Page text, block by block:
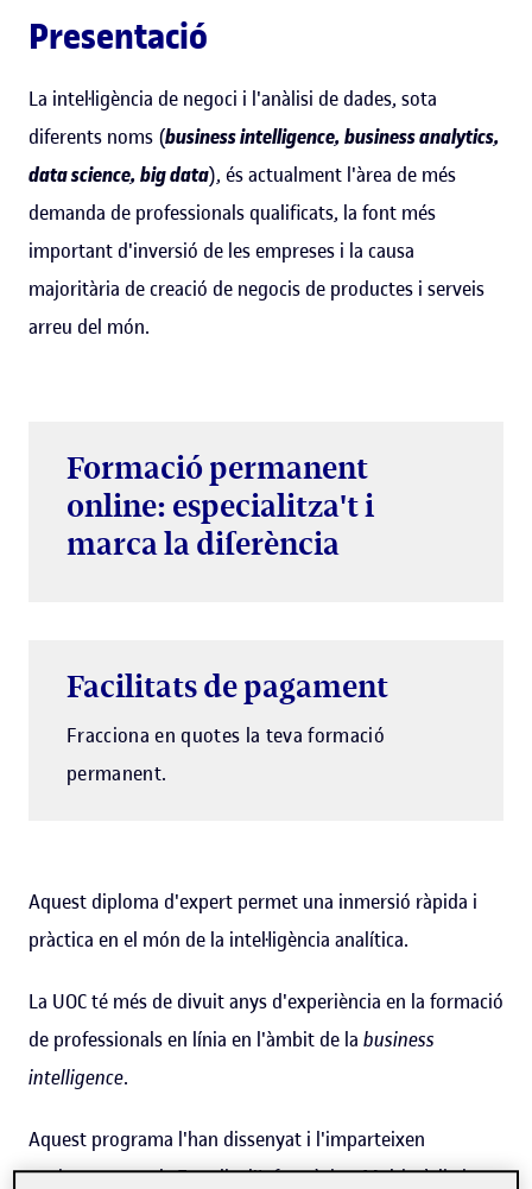
Presentació
La intel·ligència de negoci i l'anàlisi de dades, sota
diferents noms (business intelligence, business analytics,
data science, big data), és actualment l'àrea de més
demanda de professionals qualificats, la font més
important d'inversió de les empreses i la causa
majoritària de creació de negocis de productes i serveis
arreu del món.
Formació permanent
online: especialitza't i
marca la diferència
Facilitats de pagament
Fracciona en quotes la teva formació
permanent.
Aquest diploma d'expert permet una inmersió ràpida i
pràctica en el món de la intel·ligència analítica.
La UOC té més de divuit anys d'experiència en la formació
de professionals en línia en l'àmbit de la business
intelligence.
Aquest programa l'han dissenyat i l'imparteixen
conjuntament els Estudis d'Informàtica, Multimèdia i